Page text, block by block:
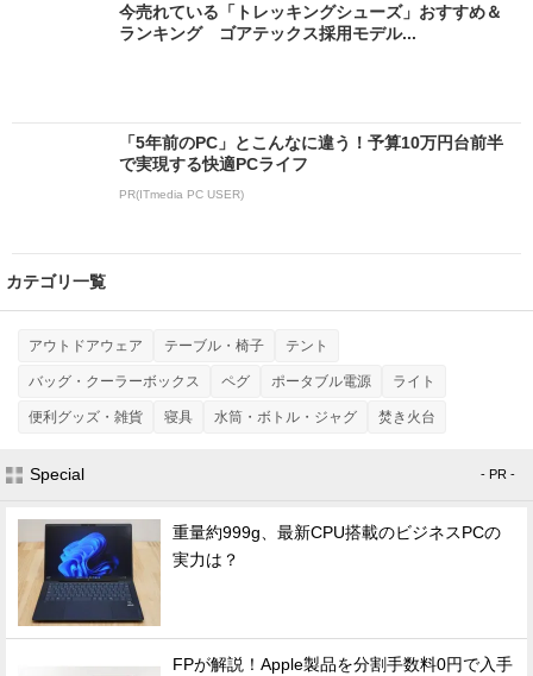
今売れている「トレッキングシューズ」おすすめ＆
ランキング ゴアテックス採用モデル...
「5年前のPC」とこんなに違う！予算10万円台前半
で実現する快適PCライフ
PR(ITmedia PC USER)
カテゴリ一覧
アウトドアウェア テーブル・椅子 テント
バッグ・クーラーボックス ペグ ポータブル電源 ライト
便利グッズ・雑貨 寝具 水筒・ボトル・ジャグ 焚き火台
Special - PR -
重量約999g、最新CPU搭載のビジネスPCの
実力は？
FPが解説！Apple製品を分割手数料0円で入手